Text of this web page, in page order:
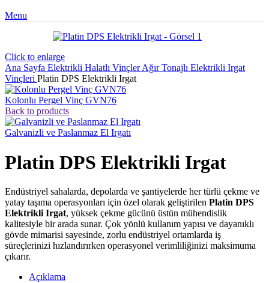
Menu
Click to enlarge
Ana Sayfa Elektrikli Halatlı VinçlerAğır Tonajlı Elektrikli Irgat
Vinçleri Platin DPS Elektrikli Irgat
Kolonlu Pergel Vinç GVN76
Back to products
Galvanizli ve Paslanmaz El Irgatı
Platin DPS Elektrikli Irgat
Endüstriyel sahalarda, depolarda ve şantiyelerde her türlü çekme ve
yatay taşıma operasyonları için özel olarak geliştirilen Platin DPS
Elektrikli Irgat, yüksek çekme gücünü üstün mühendislik
kalitesiyle bir arada sunar. Çok yönlü kullanım yapısı ve dayanıklı
gövde mimarisi sayesinde, zorlu endüstriyel ortamlarda iş
süreçlerinizi hızlandırırken operasyonel verimliliğinizi maksimuma
çıkarır.
Açıklama